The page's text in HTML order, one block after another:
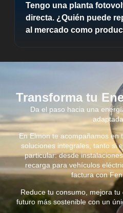
Tengo una planta
directa. ¿Quién puede
al mercado como
Transforma tu
Da el paso hacia una
En Elmon te acompañamos en
soluciones integrales, tanto si
particular: desde
recarga para vehículos
factura con
Reduce tu consumo, mejora
futuro más sostenible con un